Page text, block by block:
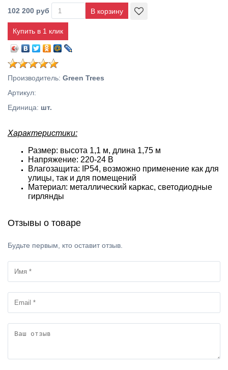
102 200 руб
Купить в 1 клик
Производитель: Green Trees
Артикул:
Единица: шт.
Характеристики:
Размер: высота 1,1 м, длина 1,75 м
Напряжение: 220-24 В
Влагозащита: IP54, возможно применение как для
улицы, так и для помещений
Материал: металлический каркас, светодиодные
гирлянды
Отзывы о товаре
Будьте первым, кто оставит отзыв.